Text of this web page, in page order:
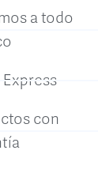
a todo
con